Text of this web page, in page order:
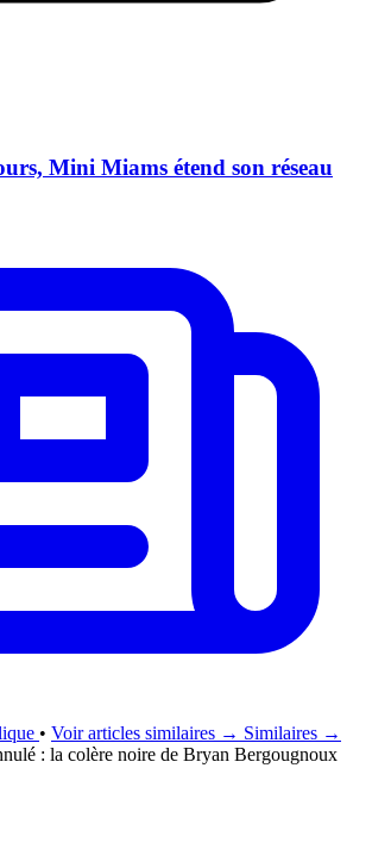
Mini Miams étend son réseau
• Voir articles similaires → Similaires →